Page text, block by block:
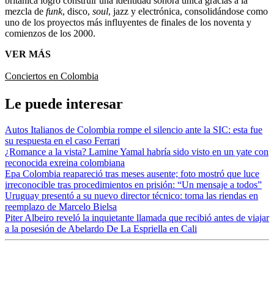
mezcla de funk, disco, soul, jazz y electrónica, consolidándose como
uno de los proyectos más influyentes de finales de los noventa y
comienzos de los 2000.
VER MÁS
Conciertos en Colombia
Le puede interesar
Autos Italianos de Colombia rompe el silencio ante la SIC: esta fue
su respuesta en el caso Ferrari
¿Romance a la vista? Lamine Yamal habría sido visto en un yate con
reconocida exreina colombiana
Epa Colombia reapareció tras meses ausente; foto mostró que luce
irreconocible tras procedimientos en prisión: “Un mensaje a todos”
Uruguay presentó a su nuevo director técnico: toma las riendas en
reemplazo de Marcelo Bielsa
Piter Albeiro reveló la inquietante llamada que recibió antes de viajar
a la posesión de Abelardo De La Espriella en Cali